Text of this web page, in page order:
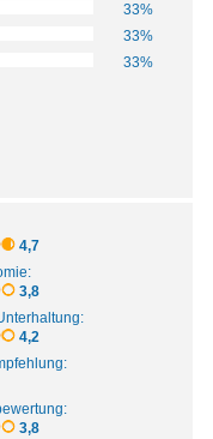
33%
33%
33%
4,7
3,8
4,2
3,8